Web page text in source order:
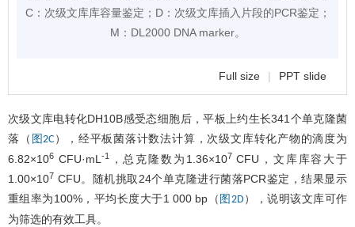
C：次级文库库容量鉴定；D：次级文库插入片段的PCR鉴定；
M：DL2000 DNA marker。
Full size | PPT slide
次级文库电转化DH10B感受态细胞后，平板上约生长341个单克隆菌
落（ 图2C ），经平板菌落计数法计算，次级文库转化产物的滴度为
6.82×106 CFU·mL -1，总克隆数为1.36×107 CFU，文库库容大于
1.00×107 CFU。随机挑取24个单克隆进行菌落PCR鉴定，结果显示
重组率为100%，平均长度大于1 000 bp（ 图2D），说明该文库可作
为筛选的有效工具。